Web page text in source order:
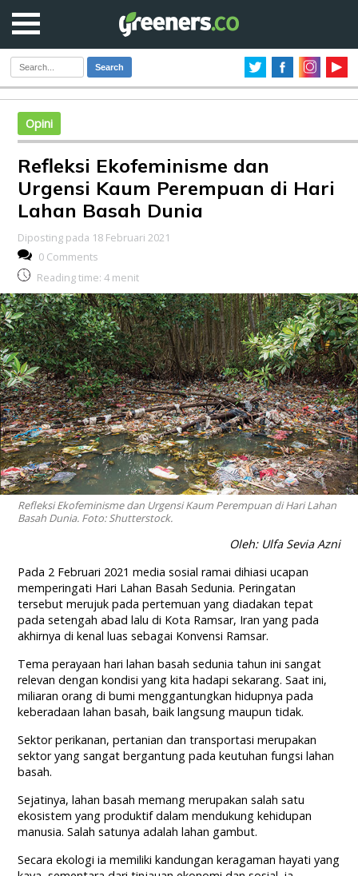
Search
Opini
Refleksi Ekofeminisme dan
Urgensi Kaum Perempuan di Hari
Lahan Basah Dunia
Diposting pada 18 Februari 2021
0 Comments
Reading time: 4 menit
Refleksi Ekofeminisme dan Urgensi Kaum Perempuan di Hari Lahan
Basah Dunia. Foto: Shutterstock.
Oleh: Ulfa Sevia Azni
Pada 2 Februari 2021 media sosial ramai dihiasi ucapan
memperingati Hari Lahan Basah Sedunia. Peringatan
tersebut merujuk pada pertemuan yang diadakan tepat
pada setengah abad lalu di Kota Ramsar, Iran yang pada
akhirnya di kenal luas sebagai Konvensi Ramsar.
Tema perayaan hari lahan basah sedunia tahun ini sangat
relevan dengan kondisi yang kita hadapi sekarang. Saat ini,
miliaran orang di bumi menggantungkan hidupnya pada
keberadaan lahan basah, baik langsung maupun tidak.
Sektor perikanan, pertanian dan transportasi merupakan
sektor yang sangat bergantung pada keutuhan fungsi lahan
basah.
Sejatinya, lahan basah memang merupakan salah satu
ekosistem yang produktif dalam mendukung kehidupan
manusia. Salah satunya adalah lahan gambut.
Secara ekologi ia memiliki kandungan keragaman hayati yang